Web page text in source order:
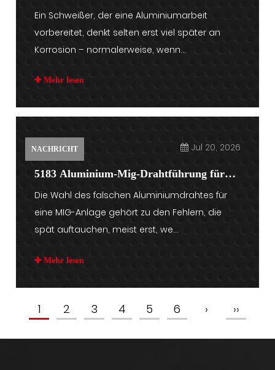
korrosionsbeständig?
Ein Schweißer, der eine Aluminiumarbeit
vorbereitet, denkt selten erst viel später an
Korrosion – normalerweise, wenn...
Mehr lesen
NACHRICHT Jul 20, 2026
5183 Aluminium-Mig-Drahtführung für
MIG-Schweißkäufer
Die Wahl des falschen Aluminiumdrahtes für
eine MIG-Anlage gehört zu den Fehlern, die
spät auftauchen, meist erst, we...
Mehr lesen
1 2 3 4 5 6 › ››